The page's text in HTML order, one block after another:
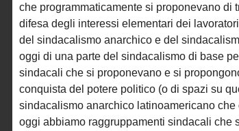
che programmaticamente si proponevano di
difesa degli interessi elementari dei
del sindacalismo anarchico e del
oggi di una parte del sindacalismo di base
sindacali che si proponevano e si
conquista del potere politico (o di spazi su
sindacalismo anarchico latinoamericano
oggi abbiamo raggruppamenti sindacali che